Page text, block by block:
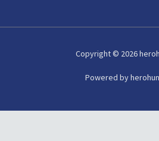
Copyright © 2026
Powered by